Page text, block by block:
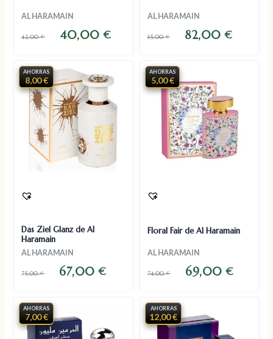
AL HARAMAIN
42,00€ 40,00€
AL HARAMAIN
85,00€ 82,00€
AHORRAS
8,00 €
Das Ziel Glanz de Al
Haramain
AL HARAMAIN
75,00€ 67,00€
AHORRAS
5,00 €
Floral Fair de Al Haramain
AL HARAMAIN
74,00€ 69,00€
AHORRAS
7,00 €
AHORRAS
12,00 €